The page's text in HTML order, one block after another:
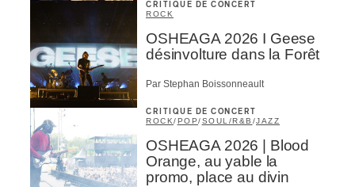
CRITIQUE DE CONCERT
ROCK
OSHEAGA 2026 I Geese
désinvolture dans la Forêt
Par Stephan Boissonneault
CRITIQUE DE CONCERT
ROCK/ POP/SOUL/R&B /JAZZ
OSHEAGA 2026 | Blood
Orange, au yable la
promo, place au divin